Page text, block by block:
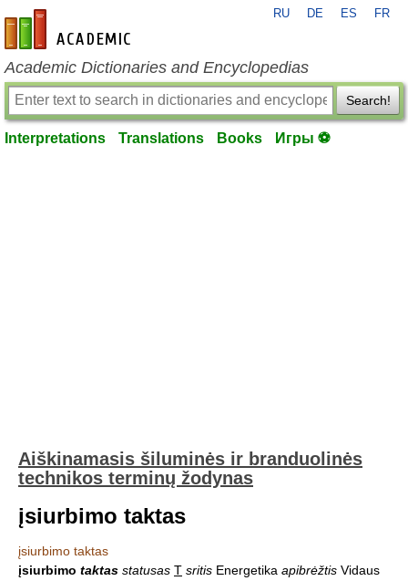
en-academic.com
RU DE ES FR
Academic Dictionaries and Encyclopedias
Search!
Interpretations Translations Books Игры ⚽
Aiškinamasis šiluminės ir branduolinės
technikos terminų žodynas
įsiurbimo taktas
įsiurbimo taktas
įsiurbimo taktas statusas T sritis Energetika apibrėžtis Vidaus